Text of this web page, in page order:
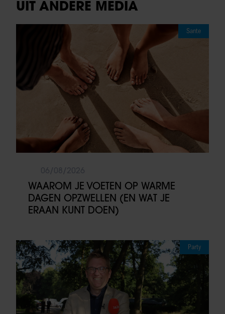
UIT ANDERE MEDIA
Sante
WAAROM JE VOETEN OP WARME
DAGEN OPZWELLEN (EN WAT JE
ERAAN KUNT DOEN)
Party